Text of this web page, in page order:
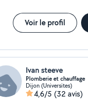
Voir le profil
Ivan steeve
Plomberie et chauffage
Dijon (Universites)
4,6/5 (32 avis)